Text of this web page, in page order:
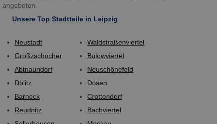
angeboten.
Unsere Top Stadtteile in Leipzig
Neustadt
Großzschocher
Abtnaundorf
Dölitz
Barneck
Reudnitz
Waldstraßenviertel
Bülowviertel
Neuschönefeld
Dösen
Crottendorf
Bachviertel